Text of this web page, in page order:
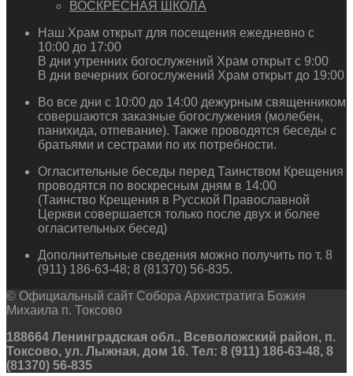
ВОСКРЕСНАЯ ШКОЛА
Наш Храм открыт для посещения ежедневно с
10:00 до 17:00
В дни утренних богослужений Храм открыт с 9:00
В дни вечерних богослужений Храм открыт до 19:00
Во все дни с 10:00 до 14:00 дежурным священником
совершаются заказные богослужения (молебен,
панихида, отпевание). Также проводятся беседы с
братьями и сестрами по их потребности.
Огласительные беседы перед Таинством Крещения
проводятся по воскресным дням в 14:00
(Таинство Крещения в Русской Православной
Церкви совершается только после двух и более
огласительных бесед)
Дополнительные сведения можно получить по т. 8
(911) 186-63-48; 8 (81370) 56-835.
© Официальный сайт Собора Архистратига Божия
Михаила п. Токсово
188664 Ленинградская обл., Всеволожский район, п.
Токсово, ул. Лыжная, дом 16. Тел: 8 (911) 186-63-48, 8
(81370) 56-835